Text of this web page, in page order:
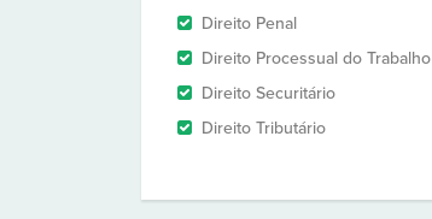
Direito Penal
Direito Processual do Trabalho
Direito Securitário
Direito Tributário